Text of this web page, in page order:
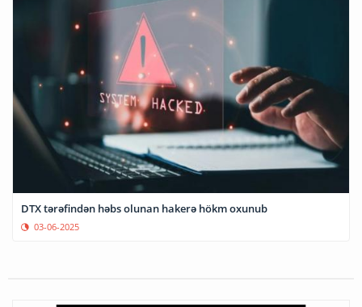
DTX tərəfindən həbs olunan hakerə hökm oxunub
03-06-2025